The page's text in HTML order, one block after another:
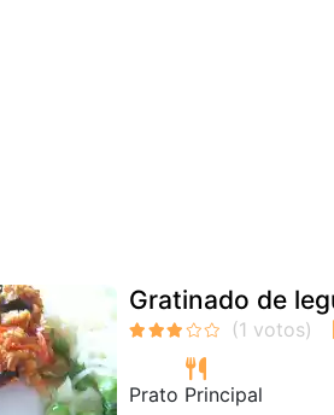
Gratinado de
Prato Principal